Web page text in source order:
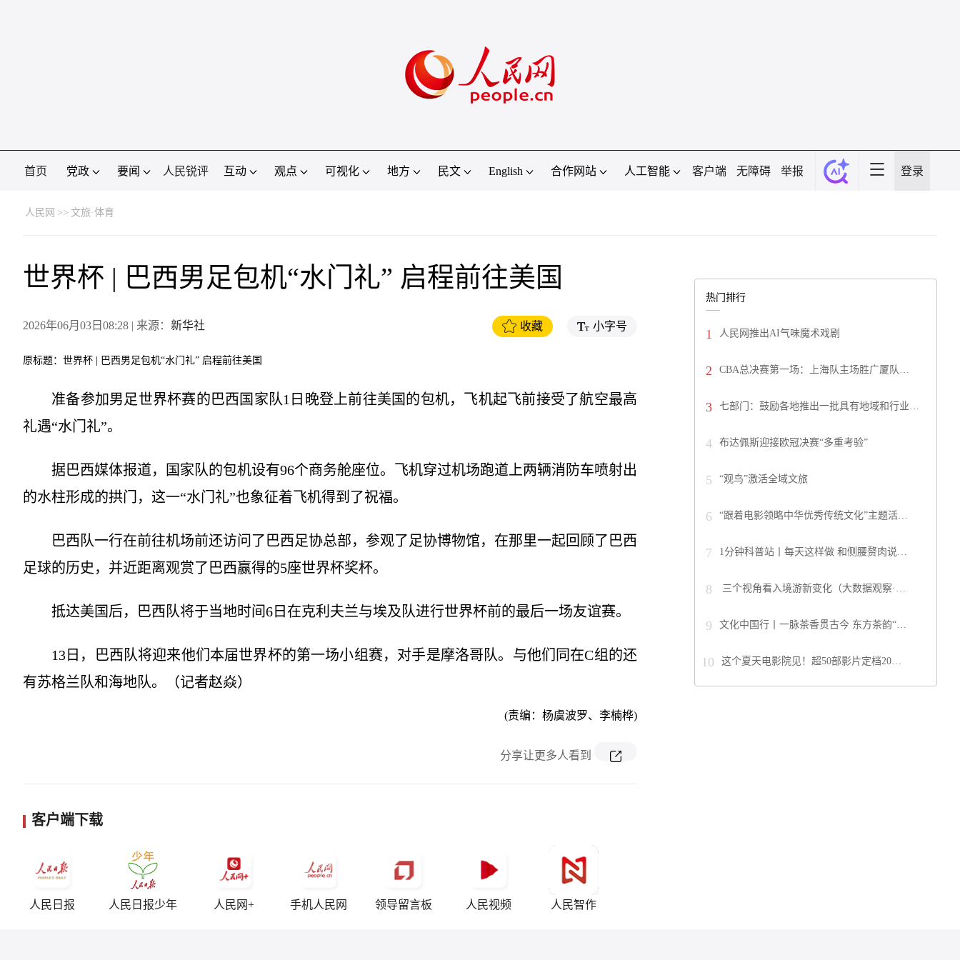
首页 党政 要闻 人民锐评 互动 观点 可视化 地方 民文 English 合作网站 人工智能 客户端 无障碍 举报 登录
人民网 >> 文旅·体育
世界杯 | 巴西男足包机“水门礼” 启程前往美国
2026年06月03日08:28 | 来源： 新华社 收藏 小字号
原标题：世界杯 | 巴西男足包机“水门礼” 启程前往美国
准备参加男足世界杯赛的巴西国家队1日晚登上前往美国的包机，飞机起飞前接受了航空最高
礼遇“水门礼”。
据巴西媒体报道，国家队的包机设有96个商务舱座位。飞机穿过机场跑道上两辆消防车喷射出
的水柱形成的拱门，这一“水门礼”也象征着飞机得到了祝福。
巴西队一行在前往机场前还访问了巴西足协总部，参观了足协博物馆，在那里一起回顾了巴西
足球的历史，并近距离观赏了巴西赢得的5座世界杯奖杯。
抵达美国后，巴西队将于当地时间6日在克利夫兰与埃及队进行世界杯前的最后一场友谊赛。
13日，巴西队将迎来他们本届世界杯的第一场小组赛，对手是摩洛哥队。与他们同在C组的还
有苏格兰队和海地队。（记者赵焱）
(责编：杨虞波罗、李楠桦)
分享让更多人看到
客户端下载
人民日报 人民日报少年 人民网+ 手机人民网 领导留言板 人民视频 人民智作
热门排行
1 人民网推出AI气味魔术戏剧
2 CBA总决赛第一场：上海队主场胜广厦队…
3 七部门：鼓励各地推出一批具有地域和行业…
4 布达佩斯迎接欧冠决赛“多重考验”
5 “观鸟”激活全域文旅
6 “跟着电影领略中华优秀传统文化”主题活…
7 1分钟科普站丨每天这样做 和侧腰赘肉说…
8 三个视角看入境游新变化（大数据观察·…
9 文化中国行丨一脉茶香贯古今 东方茶韵“…
10 这个夏天电影院见！超50部影片定档20…